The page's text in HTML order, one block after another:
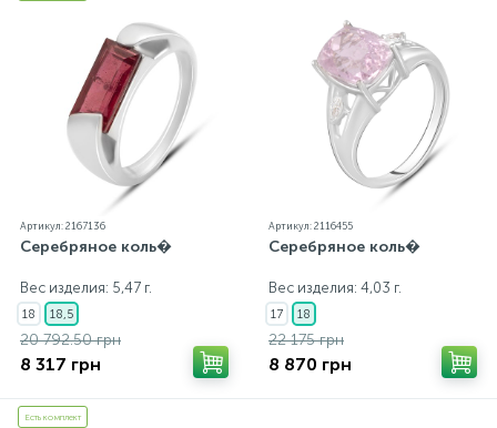
Артикул: 2167136
Серебряное коль�
Вес изделия: 5,47 г.
18 18,5
20 792.50 грн
8 317 грн
Артикул: 2116455
Серебряное коль�
Вес изделия: 4,03 г.
17 18
22 175 грн
8 870 грн
Есть комплект